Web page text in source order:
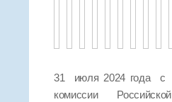
31 июля 2024 года с
комиссии